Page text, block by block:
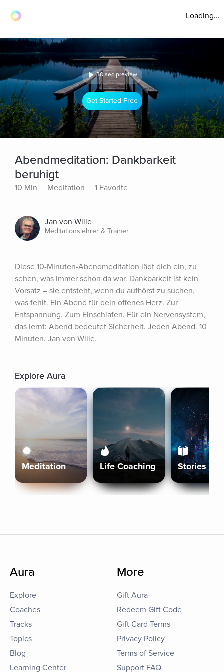
Loading...
30 sec preview
Get Started Free
Abendmeditation: Dankbarkeit
beruhigt
10 Min Meditation 1 Favorite
Jan von Wille
Meditationslehrer & Trainer
Diese 10-Minuten-Abendmeditation lädt dich ein, zu
sehen, was immer schon da war. Dankbarkeit ist kein
Vorsatz – sie entsteht, wenn du aufhörst zu suchen,
was fehlt. Ein Abend für dein offenes Herz. Zur
Entspannung. Zum Einschlafen. Für ein Nervensystem,
das lernt: Abend bedeutet Sicherheit. Jeden Abend. 10
Minuten. Jan von Wille.
Explore Aura
Meditation Life Coaching Stories
Aura
Explore
Coaches
Tracks
Topics
Blog
Learning Center
More
Gift Aura
Redeem Gift Code
Gift Card Terms
Privacy Policy
Terms of Service
Support FAQ